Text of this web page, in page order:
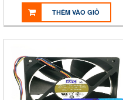
THÊM VÀO GIỎ